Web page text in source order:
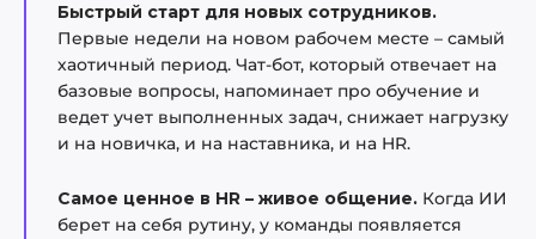
Быстрый старт для новых сотрудников.
Первые недели на новом рабочем месте – самый
хаотичный период. Чат-бот, который отвечает на
базовые вопросы, напоминает про обучение и
ведет учет выполненных задач, снижает нагрузку
и на новичка, и на наставника, и на HR.
Самое ценное в HR – живое общение. Когда ИИ
берет на себя рутину, у команды появляется